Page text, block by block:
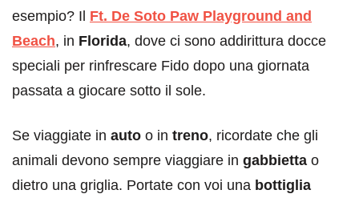
esempio? Il Ft. De Soto Paw Playground and
Beach, in Florida, dove ci sono addirittura docce
speciali per rinfrescare Fido dopo una giornata
passata a giocare sotto il sole.
Se viaggiate in auto o in treno, ricordate che gli
animali devono sempre viaggiare in gabbietta o
dietro una griglia. Portate con voi una bottiglia